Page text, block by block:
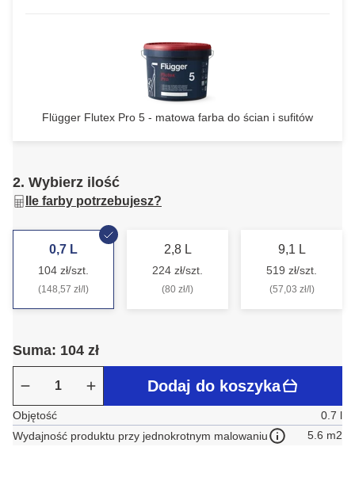
Flügger Flutex Pro 5 - matowa farba do ścian i sufitów
2. Wybierz ilość
Ile farby potrzebujesz?
0,7 L
104 zł/szt.
(148,57 zł/l)
2,8 L
224 zł/szt.
(80 zł/l)
9,1 L
519 zł/szt.
(57,03 zł/l)
Suma: 104 zł
Dodaj do koszyka
Objętość
0.7 l
Wydajność produktu przy jednokrotnym malowaniu
5.6 m2